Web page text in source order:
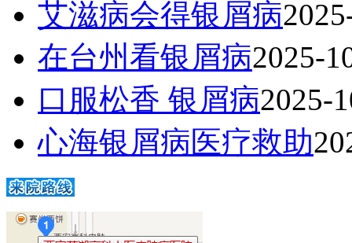
艾滋病会得银屑病
在台州看银屑病2025-
口服松香 银屑病2025-
心海银屑病医疗救助